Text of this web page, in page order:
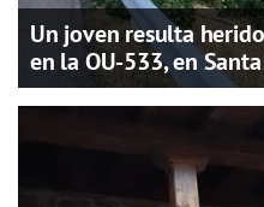
Un joven resulta
en la OU-533, en